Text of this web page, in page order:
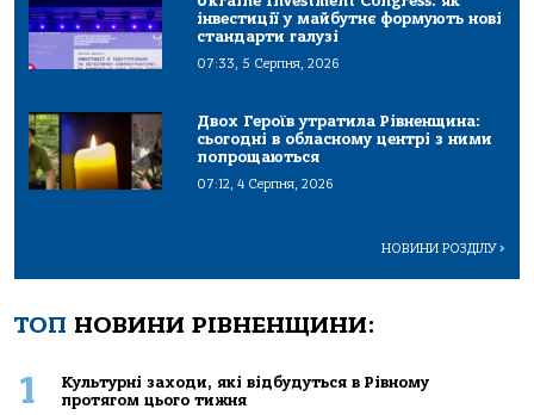
інвестиції у майбутнє формують нові
стандарти галузі
07:33, 5 Серпня, 2026
Двох Героїв утратила Рівненщина:
сьогодні в обласному центрі з ними
попрощаються
07:12, 4 Серпня, 2026
НОВИНИ РОЗДІЛУ>
ТОП НОВИНИ РІВНЕНЩИНИ:
1
Культурні заходи, які відбудуться в Рівному
протягом цього тижня